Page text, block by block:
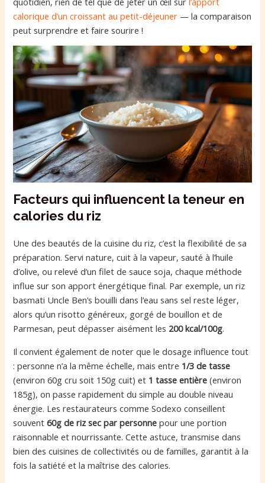
calorique d’un croissant au petit-déjeuner — la comparaison
peut surprendre et faire sourire !
Facteurs qui influencent la teneur en
calories du riz
Une des beautés de la cuisine du riz, c’est la flexibilité de sa
préparation. Servi nature, cuit à la vapeur, sauté à l’huile
d’olive, ou relevé d’un filet de sauce soja, chaque méthode
influe sur son apport énergétique final. Par exemple, un riz
basmati Uncle Ben’s bouilli dans l’eau sans sel reste léger,
alors qu’un risotto généreux, gorgé de bouillon et de
Parmesan, peut dépasser aisément les 200 kcal/100g.
Il convient également de noter que le dosage influence tout
: personne n’a la même échelle, mais entre 1/3 de tasse
(environ 60g cru soit 150g cuit) et 1 tasse entière (environ
185g), on passe rapidement du simple au double niveau
énergie. Les restaurateurs comme Sodexo conseillent
souvent60g de riz sec par personne pour une portion
raisonnable et nourrissante. Cette astuce, transmise dans
bien des cuisines de collectivités ou de familles, garantit à la
fois la satiété et la maîtrise des calories.